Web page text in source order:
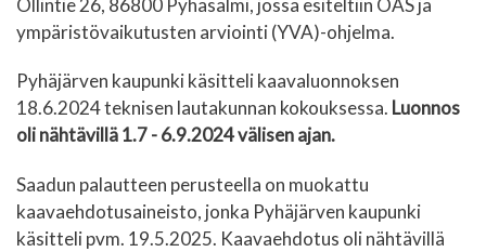
ympäristövaikutusten arviointi (YVA)-ohjelma.
Pyhäjärven kaupunki käsitteli kaavaluonnoksen
18.6.2024 teknisen lautakunnan kokouksessa. Luonnos
oli nähtävillä 1.7 - 6.9.2024 välisen ajan.
Saadun palautteen perusteella on muokattu
kaavaehdotusaineisto, jonka Pyhäjärven kaupunki
käsitteli pvm. 19.5.2025. Kaavaehdotus oli nähtävillä